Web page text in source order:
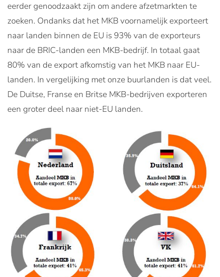
eerder genoodzaakt zijn om andere afzetmarkten te
zoeken. Ondanks dat het MKB voornamelijk exporteert
naar landen binnen de EU is 93% van de exporteurs
naar de BRIC-landen een MKB-bedrijf. In totaal gaat
80% van de export afkomstig van het MKB naar EU-
landen. In vergelijking met onze buurlanden is dat veel.
De Duitse, Franse en Britse MKB-bedrijven exporteren
een groter deel naar niet-EU landen.